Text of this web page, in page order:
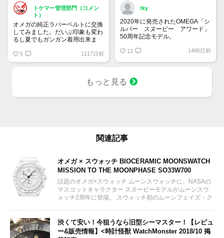
トケマー管理部門（コメン
ト）
オメガの純正ラバーベルトに交換
してみました。だいぶ印象も変わ
るし夏でもガンガン着用出来ま
5 1117日前
tky
2020年に発売されたOMEGA「シ
ルバー スヌーピー アワード」
50周年記念モデル。
とベゼルやインダイヤルの少し暗
ピーが現れるというユニークなモ
12 1486日前
もっと見る
関連記事
オメガ × スウォッチ BIOCERAMIC MOONSWATCH
MISSION TO THE MOONPHASE SO33W700
話題のオメガ×スウォッチ ムーンスウォッチに、NASAの
マスコットキャラクター スヌーピーモデルがムーンスウ
ォッチ2周年に登場。 スウォッチ初のムーンフェイズ・ク
ではありません。...
渋くて安い！今狙うなら旧型シーマスター！【レビュ
ー&販売情報】<時計怪獣 WatchMonster 2018/10 掲